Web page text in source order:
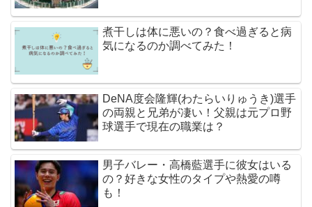
煮干しは体に悪いの？食べ過ぎると病
気になるのか調べてみた！
DeNA度会隆輝(わたらいりゅうき)選手
の両親と兄弟が凄い！父親は元プロ野
球選手で現在の職業は？
男子バレー・高橋藍選手に彼女はいる
の？好きな女性のタイプや熱愛の噂
も！